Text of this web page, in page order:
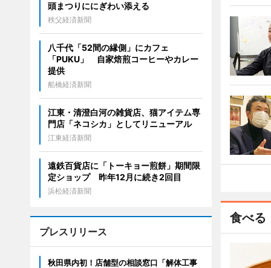
食べる
頭まつりににぎわい添える
秩父経済新聞
八千代「52間の縁側」にカフェ
「PUKU」 自家焙煎コーヒーやカレー
提供
船橋経済新聞
江東・清澄白河の雑貨店、猫アイテム専
門店「ネコシカ」としてリニューアル
江東経済新聞
遠鉄百貨店に「トーキョー煎餅」期間限
定ショップ 昨年12月に続き2回目
浜松経済新聞
プレスリリース
秋田県内初！店舗型の相談窓口「解体工事